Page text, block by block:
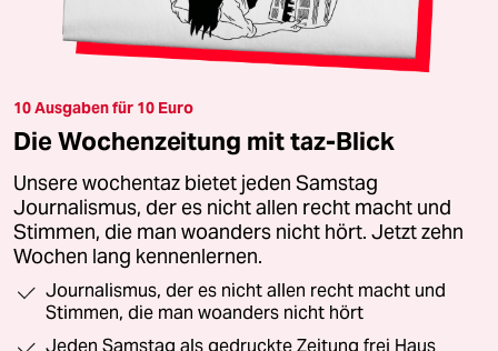
10 Ausgaben für 10 Euro
Die Wochenzeitung mit taz-Blick
Unsere wochentaz bietet jeden Samstag
Journalismus, der es nicht allen recht macht und
Stimmen, die man woanders nicht hört. Jetzt zehn
Wochen lang kennenlernen.
Journalismus, der es nicht allen recht macht und
Stimmen, die man woanders nicht hört
Jeden Samstag als gedruckte Zeitung frei Haus